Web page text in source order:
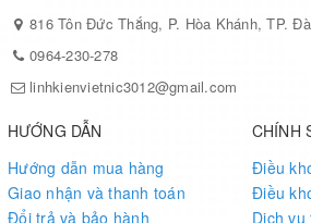
816 Tôn Đức Thắng, P. Hòa Khánh, TP.
0964-230-278
linhkienvietnic3012@gmail.com
HƯỚNG DẪN
Hướng dẫn mua hàng
Giao nhận và thanh toán
Đổi trả và bảo hành
CHÍNH
Điều
Điều
Dịch vụ